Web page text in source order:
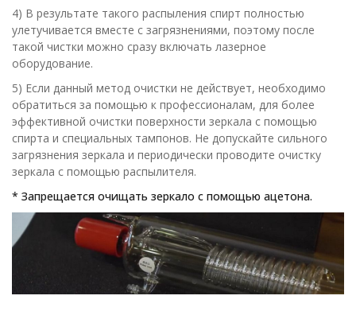
4) В результате такого распыления спирт полностью
улетучивается вместе с загрязнениями, поэтому после
такой чистки можно сразу включать лазерное
оборудование.
5) Если данный метод очистки не действует, необходимо
обратиться за помощью к профессионалам, для более
эффективной очистки поверхности зеркала с помощью
спирта и специальных тампонов. Не допускайте сильного
загрязнения зеркала и периодически проводите очистку
зеркала с помощью распылителя.
* Запрещается очищать зеркало с помощью ацетона.